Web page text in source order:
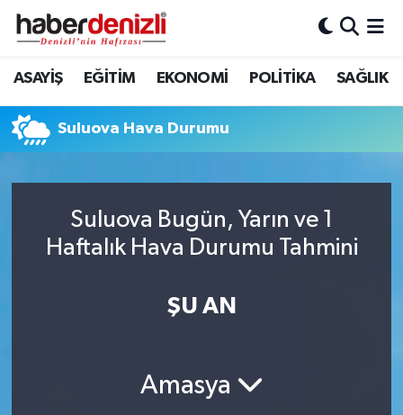
ASAYİŞ EĞİTİM EKONOMİ POLİTİKA SAĞLIK
Suluova Hava Durumu
Suluova Bugün, Yarın ve 1
Haftalık Hava Durumu Tahmini
ŞU AN
Amasya
Denizli Nöbetçi Eczaneler
Tüm Manşetler
Son Dakika Haberleri